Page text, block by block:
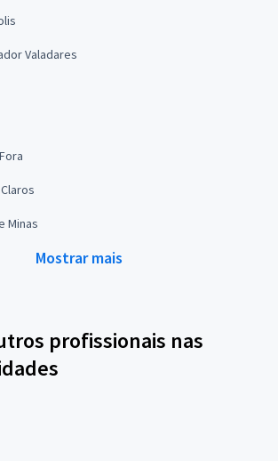
Valadares
Minas
Mostrar mais
profissionais nas